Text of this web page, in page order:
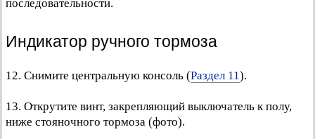
последовательности.
Индикатор ручного тормоза
12. Снимите центральную консоль (Раздел 11).
13. Открутите винт, закрепляющий выключатель к полу,
ниже стояночного тормоза (фото).